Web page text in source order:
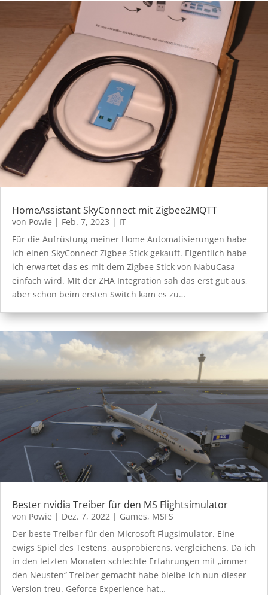
HomeAssistant SkyConnect mit Zigbee2MQTT
von Powie | Feb. 7, 2023 | IT
Für die Aufrüstung meiner Home Automatisierungen habe
ich einen SkyConnect Zigbee Stick gekauft. Eigentlich habe
ich erwartet das es mit dem Zigbee Stick von NabuCasa
einfach wird. MIt der ZHA Integration sah das erst gut aus,
aber schon beim ersten Switch kam es zu…
Bester nvidia Treiber für den MS Flightsimulator
von Powie | Dez. 7, 2022 | Games, MSFS
Der beste Treiber für den Microsoft Flugsimulator. Eine
ewigs Spiel des Testens, ausprobierens, vergleichens. Da ich
in den letzten Monaten schlechte Erfahrungen mit „immer
den Neusten“ Treiber gemacht habe bleibe ich nun dieser
Version treu. Geforce Experience hat…